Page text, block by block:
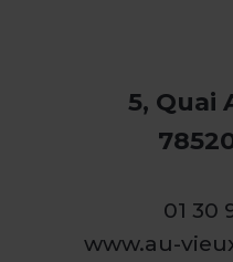
5, Quai
01 30
www.au-